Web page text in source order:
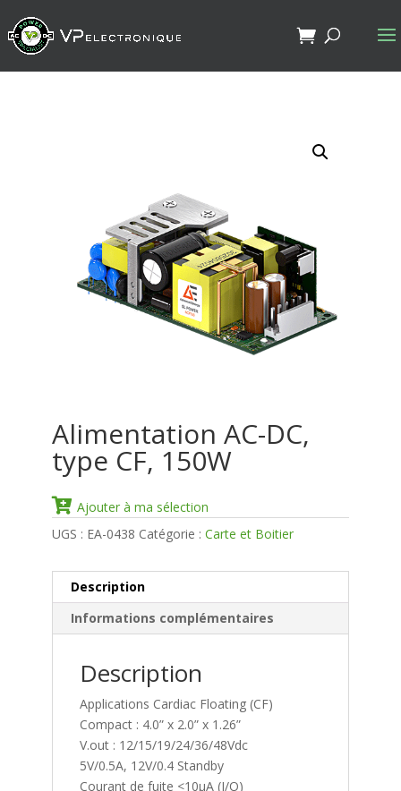
Alimentation AC-DC,
type CF, 150W
Ajouter à ma sélection
UGS : EA-0438 Catégorie : Carte et Boitier
Description
Informations complémentaires
Description
Applications Cardiac Floating (CF)
Compact : 4.0” x 2.0” x 1.26”
V.out : 12/15/19/24/36/48Vdc
5V/0.5A, 12V/0.4 Standby
Courant de fuite <10µA (I/O)